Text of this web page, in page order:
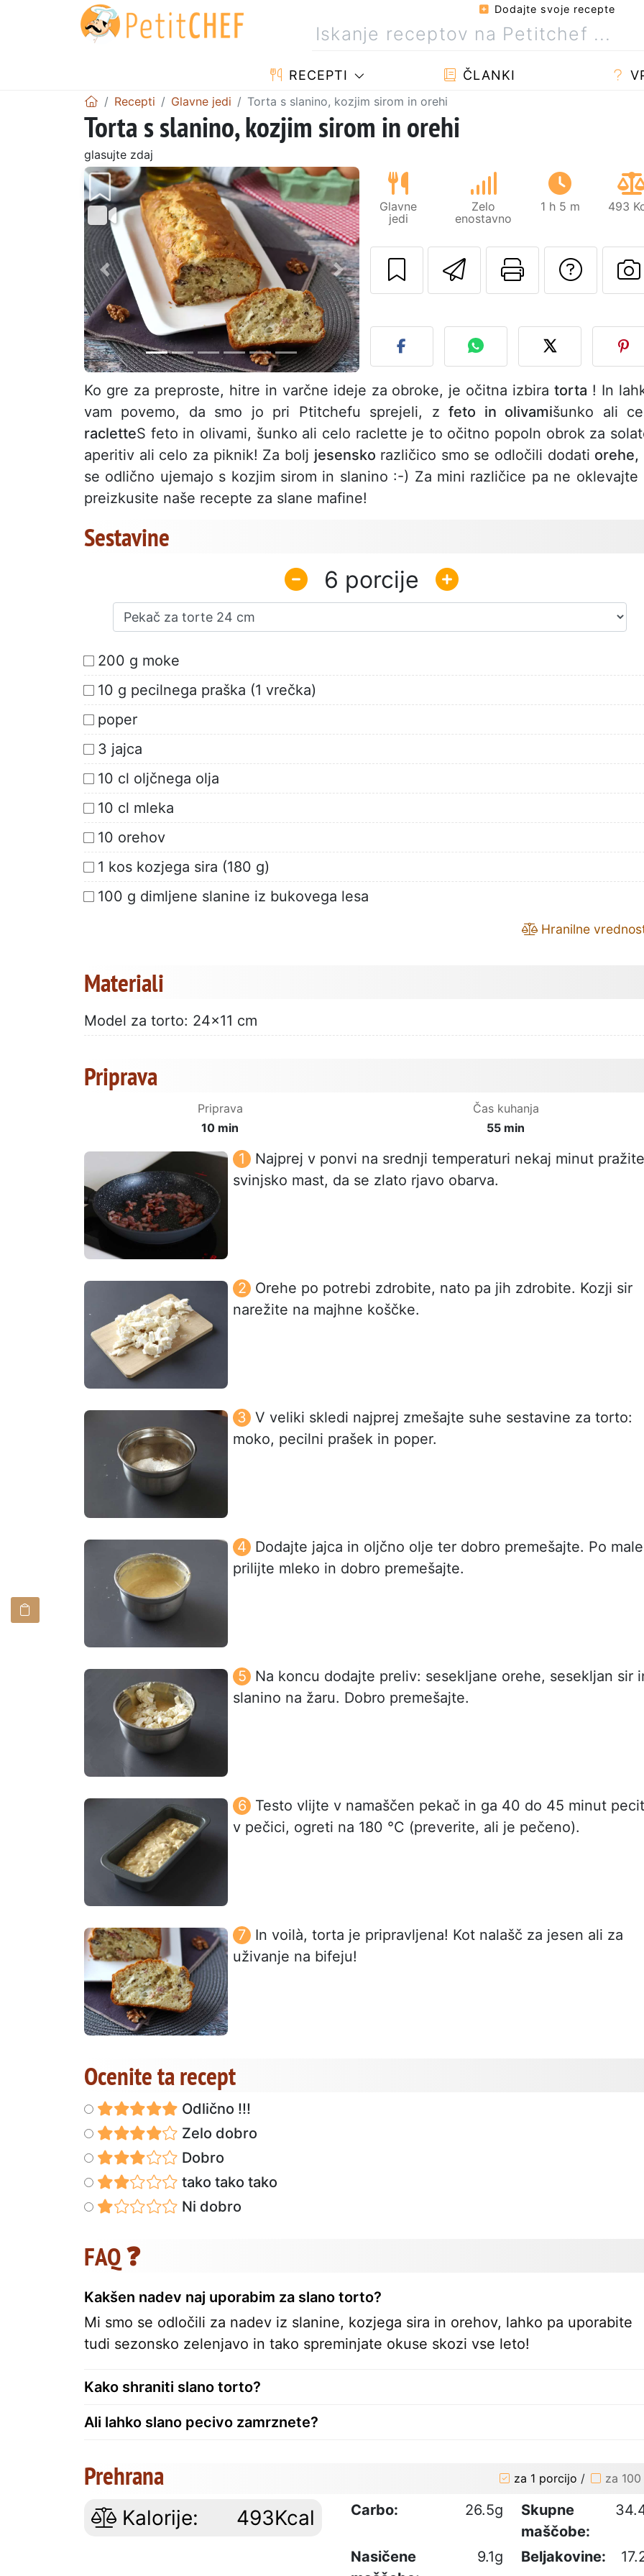
Dodajte svoje recepte
RECEPTI ČLANKI
Recepti Glavne jedi Torta s slanino, kozjim sirom in orehi
Torta s slanino, kozjim sirom in orehi
glasujte zdaj
Prejšnji Naslednji
Glavne
jedi
Zelo
enostavno
1 h 5 m 493
Pošlji taNatisni to
Ko gre za preproste, hitre in varčne ideje za obroke, je očitna izbiratorta ! In
vam povemo, da smo jo pri Ptitchefu sprejeli, zfeto in olivamišunko ali
racletteS feto in olivami, šunko ali celo raclette je to očitno popoln obrok za
aperitiv ali celo za piknik! Za bolj jesensko različico smo se odločili dodati orehe,
se odlično ujemajo s kozjim sirom in slanino :-) Za mini različice pa ne oklevajte
preizkusite naše recepte za slane mafine!
Sestavine
6
200 g moke
10 g pecilnega praška (1 vrečka)
poper
3 jajca
10 cl oljčnega olja
10 cl mleka
10 orehov
1 kos kozjega sira (180 g)
100 g dimljene slanine iz bukovega lesa
Hranilne
Materiali
Model za torto: 24x11 cm
Priprava
Priprava
10 min
Čas kuhanja
55 min
Najprej v ponvi na srednji temperaturi nekaj minut pražite
svinjsko mast, da se zlato rjavo obarva.
Orehe po potrebi zdrobite, nato pa jih zdrobite. Kozji sir
narežite na majhne koščke.
V veliki skledi najprej zmešajte suhe sestavine za torto:
moko, pecilni prašek in poper.
Dodajte jajca in oljčno olje ter dobro premešajte. Po
prilijte mleko in dobro premešajte.
Na koncu dodajte preliv: sesekljane orehe, sesekljan sir
slanino na žaru. Dobro premešajte.
Testo vlijte v namaščen pekač in ga 40 do 45 minut
v pečici, ogreti na 180 °C (preverite, ali je pečeno).
In voilà, torta je pripravljena! Kot nalašč za jesen ali za
uživanje na bifeju!
Ocenite ta recept
Odlično !!!
Zelo dobro
Dobro
tako tako tako
Ni dobro
FAQ ❓
Kakšen nadev naj uporabim za slano torto?
Mi smo se odločili za nadev iz slanine, kozjega sira in orehov, lahko pa uporabite
tudi sezonsko zelenjavo in tako spreminjate okuse skozi vse leto!
Kako shraniti slano torto?
Ali lahko slano pecivo zamrznete?
Prehrana za 1 porcijo / za
Kalorije: 493Kcal Carbo: 26.5g
Skupne
maščobe:
Nasičene
9.1g Beljakovine: